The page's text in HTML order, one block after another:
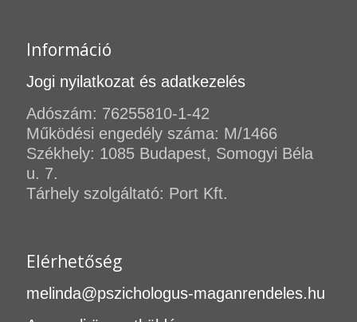
Információ
Jogi nyilatkozat és adatkezelés
Adószám: 76255810-1-42
Működési engedély száma: M/1466
Székhely: 1085 Budapest, Somogyi Béla
u. 7.
Tárhely szolgáltató: Port Kft.
Elérhetőség
melinda@pszichologus-maganrendeles.hu